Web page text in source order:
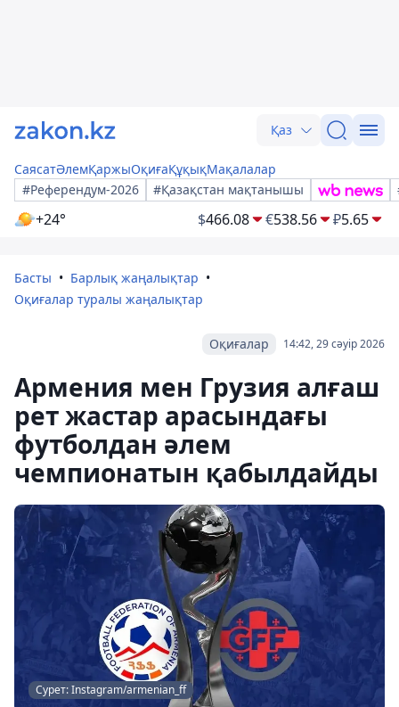
Қаз
СаясатӘлемҚаржыОқиғаҚұқықМақалалар
#Референдум-2026
#Қазақстан мақтанышы
+24° $466.08 €538.56 ₽5.65
Басты
Барлық жаңалықтар
Оқиғалар туралы жаңалықтар
14:42, 29 сәуір 2026
Оқиғалар
Армения мен Грузия алғаш
рет жастар арасындағы
футболдан әлем
чемпионатын қабылдайды
Сурет: Instagram/armenian_ff